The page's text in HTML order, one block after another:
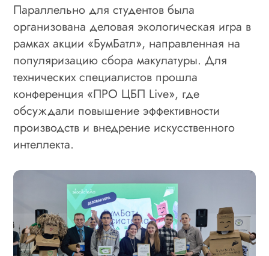
Параллельно для студентов была
организована деловая экологическая игра в
рамках акции «БумБатл», направленная на
популяризацию сбора макулатуры. Для
технических специалистов прошла
конференция «ПРО ЦБП Live», где
обсуждали повышение эффективности
производств и внедрение искусственного
интеллекта.